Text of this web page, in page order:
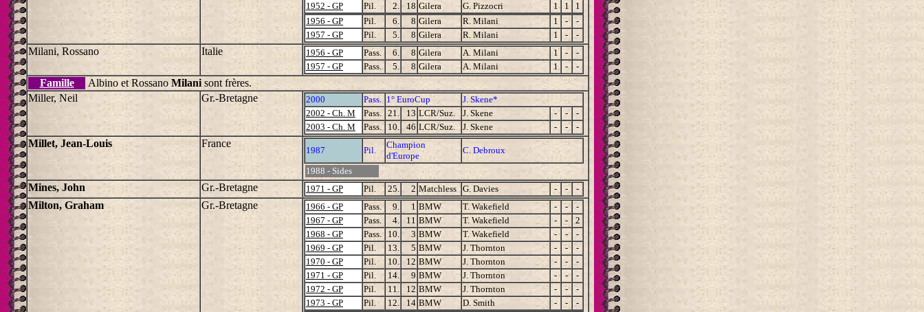
1952 - GP
Pil. 2. 18 Gilera G. Pizzocri 1 1
1
1956 - GP
Pil. 6. 8 Gilera R. Milani 1 -
-
1957 - GP
Pil. 5. 8 Gilera R. Milani 1 - -
Milani, Rossano Italie 1956 - GP Pass. 6. 8 Gilera A. Milani 1 -
-
1957 - GP
Pass. 5. 8 Gilera A. Milani 1 - -
Famille Albino et Rossano Milani sont frères.
Miller, Neil
Gr.-Bretagne 2000 Pass. 1° EuroCup
J. Skene*
2002 - Ch. M
Pass. 21. 13 LCR/Suz. J. Skene - -
-
2003 - Ch. M
Pass. 10. 46 LCR/Suz. J. Skene - - -
Millet, Jean-Louis France
1987 Pil.
Champion
d'Europe
C. Debroux
1988 - Sides
Mines, John Gr.-Bretagne 1971 - GP Pil. 25. 2 Matchless G. Davies - - -
Milton, Graham Gr.-Bretagne 1966 - GP Pass. 9. 1 BMW T. Wakefield - -
-
1967 - GP
Pass. 4. 11 BMW T. Wakefield - -
2
1968 - GP
Pass. 10. 3 BMW T. Wakefield - -
-
1969 - GP
Pil. 13. 5 BMW J. Thornton - -
-
1970 - GP
Pil. 10. 12 BMW J. Thornton - -
-
1971 - GP
Pil. 14. 9 BMW J. Thornton - -
-
1972 - GP
Pil. 11. 12 BMW J. Thornton - -
-
1973 - GP
Pil. 12. 14 BMW D. Smith - -
-